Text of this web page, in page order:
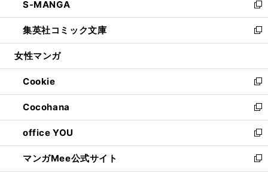
く
で
開
く
ド
ウ
で
開
ィ
ン
ド
ウ
開
く
い
ウ
ィ
ン
ウ
で
開
く
S-MANGA
新
し
い
ウ
ン
ド
ウ
で
開
く
集英社コミック文庫
新
し
ウ
ィ
ン
ド
ウ
で
開
く
女性マンガ
Cookie
新
し
い
ウ
ィ
ン
ド
ウ
Cocohana
新
し
い
ウ
ィ
ン
office YOU
新
し
い
ウ
マンガMee公式サイト
新
し